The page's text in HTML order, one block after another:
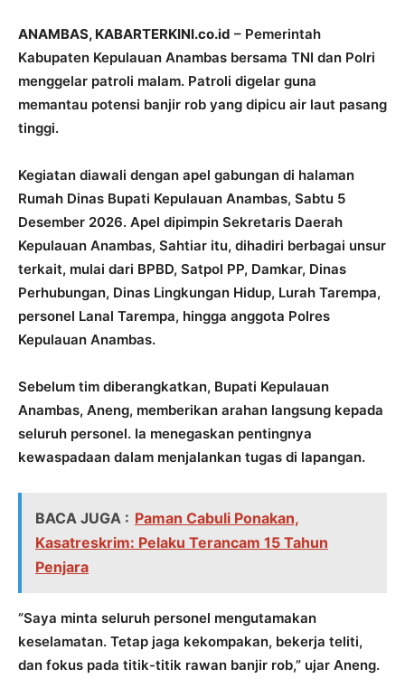
ANAMBAS, KABARTERKINI.co.id – Pemerintah
Kabupaten Kepulauan Anambas bersama TNI dan Polri
menggelar patroli malam. Patroli digelar guna
memantau potensi banjir rob yang dipicu air laut pasang
tinggi.
Kegiatan diawali dengan apel gabungan di halaman
Rumah Dinas Bupati Kepulauan Anambas, Sabtu 5
Desember 2026. Apel dipimpin Sekretaris Daerah
Kepulauan Anambas, Sahtiar itu, dihadiri berbagai unsur
terkait, mulai dari BPBD, Satpol PP, Damkar, Dinas
Perhubungan, Dinas Lingkungan Hidup, Lurah Tarempa,
personel Lanal Tarempa, hingga anggota Polres
Kepulauan Anambas.
Sebelum tim diberangkatkan, Bupati Kepulauan
Anambas, Aneng, memberikan arahan langsung kepada
seluruh personel. Ia menegaskan pentingnya
kewaspadaan dalam menjalankan tugas di lapangan.
BACA JUGA : Paman Cabuli Ponakan,
Kasatreskrim: Pelaku Terancam 15 Tahun
Penjara
“Saya minta seluruh personel mengutamakan
keselamatan. Tetap jaga kekompakan, bekerja teliti,
dan fokus pada titik-titik rawan banjir rob,” ujar Aneng.